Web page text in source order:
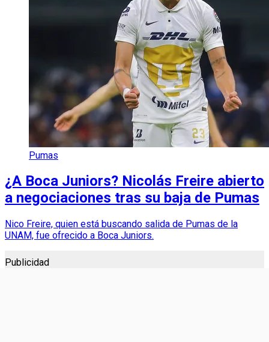
Pumas
¿A Boca Juniors? Nicolás Freire abierto
a negociaciones tras su baja de Pumas
Nico Freire, quien está buscando salida de Pumas de la
UNAM, fue ofrecido a Boca Juniors.
Publicidad